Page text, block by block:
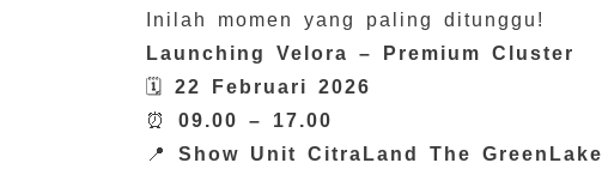
Inilah momen yang paling ditunggu!
Launching Velora – Premium Cluster
🗓 22 Februari 2026
⏰ 09.00 – 17.00
📍 Show Unit CitraLand The GreenLake